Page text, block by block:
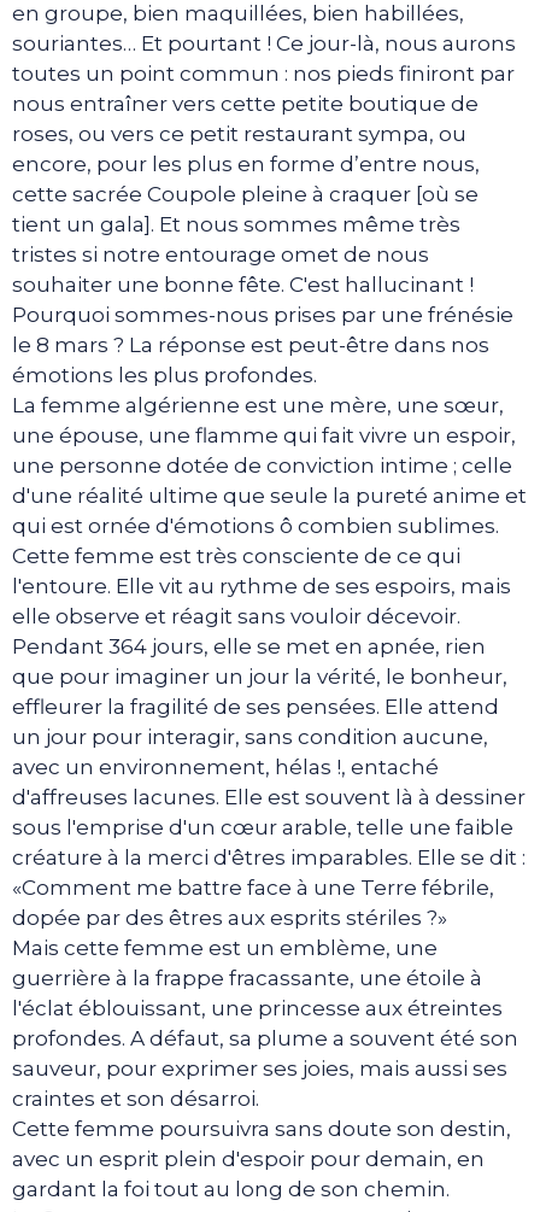
en groupe, bien maquillées, bien habillées,
souriantes… Et pourtant ! Ce jour-là, nous aurons
toutes un point commun : nos pieds finiront par
nous entraîner vers cette petite boutique de
roses, ou vers ce petit restaurant sympa, ou
encore, pour les plus en forme d’entre nous,
cette sacrée Coupole pleine à craquer [où se
tient un gala]. Et nous sommes même très
tristes si notre entourage omet de nous
souhaiter une bonne fête. C'est hallucinant !
Pourquoi sommes-nous prises par une frénésie
le 8 mars ? La réponse est peut-être dans nos
émotions les plus profondes.
La femme algérienne est une mère, une sœur,
une épouse, une flamme qui fait vivre un espoir,
une personne dotée de conviction intime ; celle
d'une réalité ultime que seule la pureté anime et
qui est ornée d'émotions ô combien sublimes.
Cette femme est très consciente de ce qui
l'entoure. Elle vit au rythme de ses espoirs, mais
elle observe et réagit sans vouloir décevoir.
Pendant 364 jours, elle se met en apnée, rien
que pour imaginer un jour la vérité, le bonheur,
effleurer la fragilité de ses pensées. Elle attend
un jour pour interagir, sans condition aucune,
avec un environnement, hélas !, entaché
d'affreuses lacunes. Elle est souvent là à dessiner
sous l'emprise d'un cœur arable, telle une faible
créature à la merci d'êtres imparables. Elle se dit :
«Comment me battre face à une Terre fébrile,
dopée par des êtres aux esprits stériles ?»
Mais cette femme est un emblème, une
guerrière à la frappe fracassante, une étoile à
l'éclat éblouissant, une princesse aux étreintes
profondes. A défaut, sa plume a souvent été son
sauveur, pour exprimer ses joies, mais aussi ses
craintes et son désarroi.
Cette femme poursuivra sans doute son destin,
avec un esprit plein d'espoir pour demain, en
gardant la foi tout au long de son chemin.